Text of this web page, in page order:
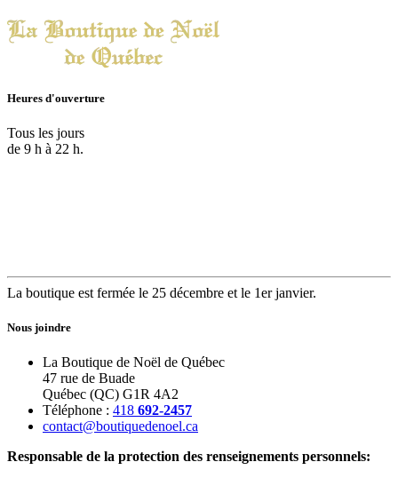
Heures d'ouverture
Tous les jours
de 9 h à 22 h.
La boutique est fermée le 25 décembre et le 1er janvier.
Nous joindre
La Boutique de Noël de Québec
47 rue de Buade
Québec (QC) G1R 4A2
Téléphone : 418 692-2457
contact@boutiquedenoel.ca
Responsable de la protection des renseignements personnels: